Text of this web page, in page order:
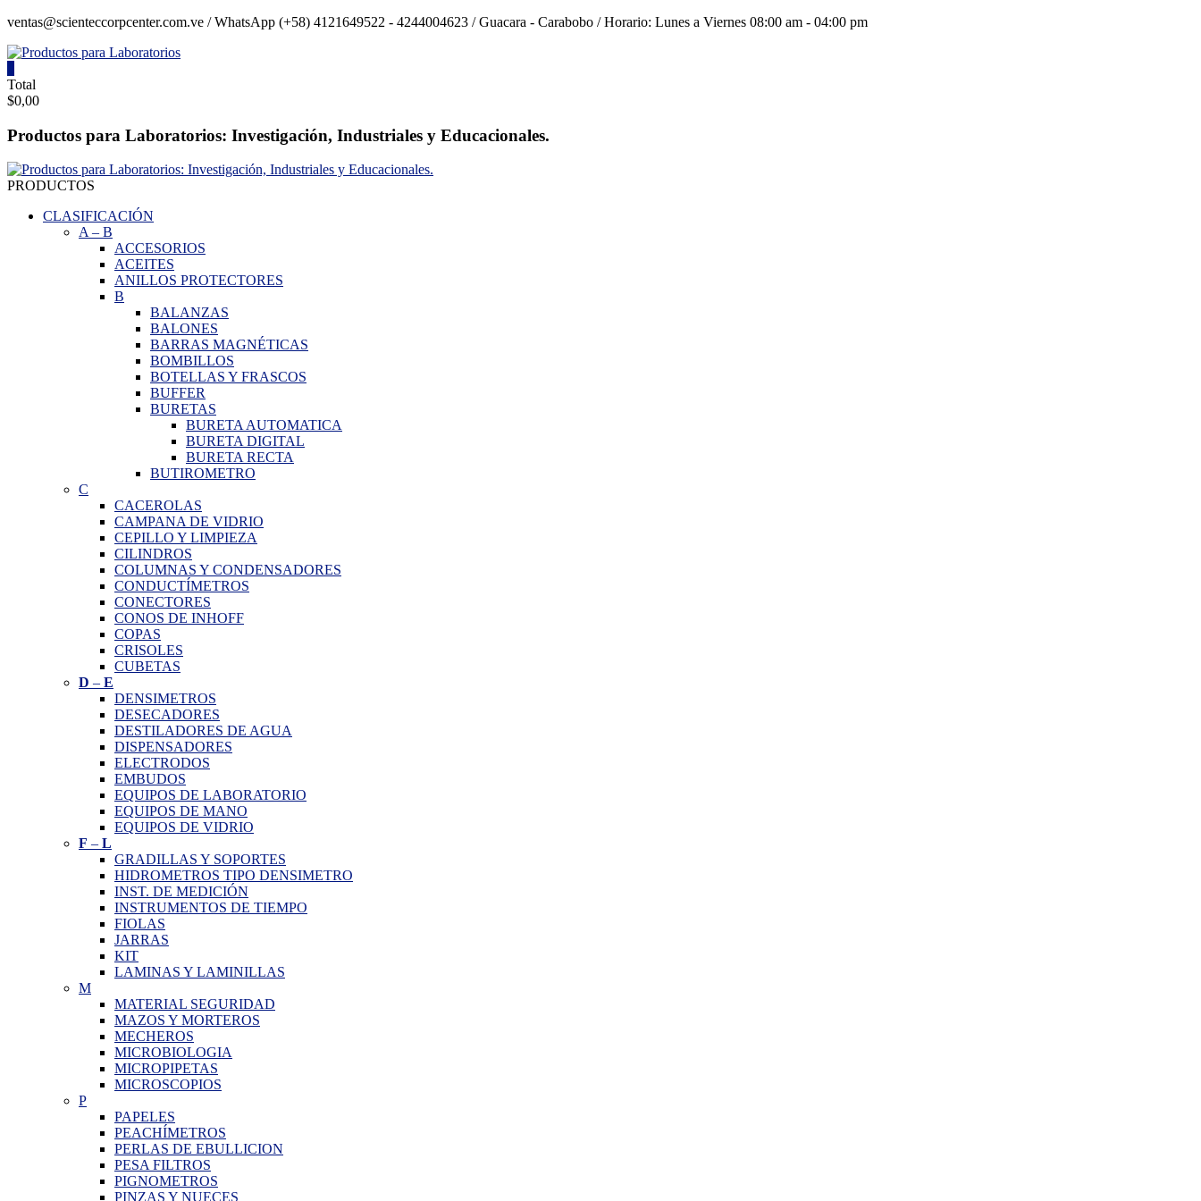
Saltar
ventas@scienteccorpcenter.com.ve / WhatsApp (+58) 4121649522 - 4244004623 / Guacara - Carabobo / Horario: Lunes a Viernes 08:00 am - 04:00 pm
Productos
para
Laboratorios
Investigación,
Industriales
y
Educacionales.
Total
$0,00
Productos para Laboratorios: Investigación, Industriales y Educacionales.
PRODUCTOS
CLASIFICACIÓN
A– B
ACCESORIOS
ACEITES
ANILLOS PROTECTORES
B
BALANZAS
BALONES
BARRAS MAGNÉTICAS
BOMBILLOS
BOTELLAS Y FRASCOS
BUFFER
BURETAS
BURETA AUTOMATICA
BURETA DIGITAL
BURETA RECTA
BUTIROMETRO
C
CACEROLAS
CAMPANA DE VIDRIO
CEPILLO Y LIMPIEZA
CILINDROS
COLUMNAS Y CONDENSADORES
CONDUCTÍMETROS
CONECTORES
CONOS DE INHOFF
COPAS
CRISOLES
CUBETAS
D – E
DENSIMETROS
DESECADORES
DESTILADORES DE AGUA
DISPENSADORES
ELECTRODOS
EMBUDOS
EQUIPOS DE LABORATORIO
EQUIPOS DE MANO
EQUIPOS DE VIDRIO
F – L
GRADILLAS Y SOPORTES
HIDROMETROS TIPO DENSIMETRO
INST. DE MEDICIÓN
INSTRUMENTOS DE TIEMPO
FIOLAS
JARRAS
KIT
LAMINAS Y LAMINILLAS
M
MATERIAL SEGURIDAD
MAZOS Y MORTEROS
MECHEROS
MICROBIOLOGIA
MICROPIPETAS
MICROSCOPIOS
P
PAPELES
PEACHÍMETROS
PERLAS DE EBULLICION
PESA FILTROS
PIGNOMETROS
PINZAS Y NUECES